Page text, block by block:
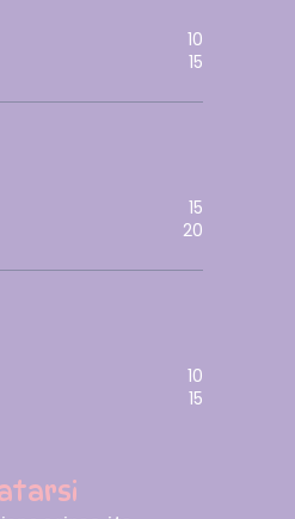
10
15
15
20
10
15